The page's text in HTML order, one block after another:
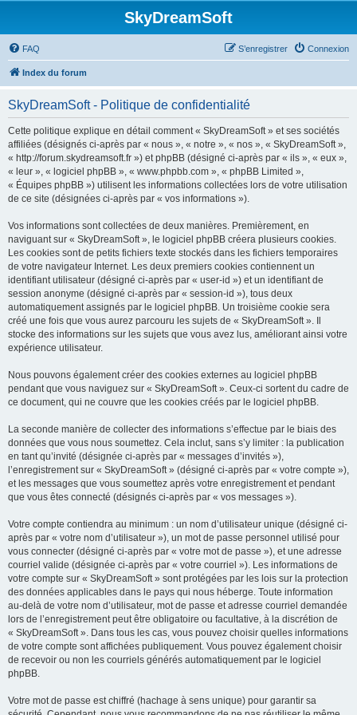
SkyDreamSoft
FAQ Connexion
S’enregistrer
Index du forum
SkyDreamSoft - Politique de confidentialité
Cette politique explique en détail comment « SkyDreamSoft » et ses sociétés
affiliées (désignés ci-après par « nous », « notre », « nos », « SkyDreamSoft »,
« http://forum.skydreamsoft.fr ») et phpBB (désigné ci-après par « ils », « eux »,
« leur », « logiciel phpBB », « www.phpbb.com », « phpBB Limited »,
« Équipes phpBB ») utilisent les informations collectées lors de votre utilisation
de ce site (désignées ci-après par « vos informations »).
Vos informations sont collectées de deux manières. Premièrement, en
naviguant sur « SkyDreamSoft », le logiciel phpBB créera plusieurs cookies.
Les cookies sont de petits fichiers texte stockés dans les fichiers temporaires
de votre navigateur Internet. Les deux premiers cookies contiennent un
identifiant utilisateur (désigné ci-après par « user-id ») et un identifiant de
session anonyme (désigné ci-après par « session-id »), tous deux
automatiquement assignés par le logiciel phpBB. Un troisième cookie sera
créé une fois que vous aurez parcouru les sujets de « SkyDreamSoft ». Il
stocke des informations sur les sujets que vous avez lus, améliorant ainsi votre
expérience utilisateur.
Nous pouvons également créer des cookies externes au logiciel phpBB
pendant que vous naviguez sur « SkyDreamSoft ». Ceux-ci sortent du cadre de
ce document, qui ne couvre que les cookies créés par le logiciel phpBB.
La seconde manière de collecter des informations s’effectue par le biais des
données que vous nous soumettez. Cela inclut, sans s’y limiter : la publication
en tant qu’invité (désignée ci-après par « messages d’invités »),
l’enregistrement sur « SkyDreamSoft » (désigné ci-après par « votre compte »),
et les messages que vous soumettez après votre enregistrement et pendant
que vous êtes connecté (désignés ci-après par « vos messages »).
Votre compte contiendra au minimum : un nom d’utilisateur unique (désigné ci-
après par « votre nom d’utilisateur »), un mot de passe personnel utilisé pour
vous connecter (désigné ci-après par « votre mot de passe »), et une adresse
courriel valide (désignée ci-après par « votre courriel »). Les informations de
votre compte sur « SkyDreamSoft » sont protégées par les lois sur la protection
des données applicables dans le pays qui nous héberge. Toute information
au-delà de votre nom d’utilisateur, mot de passe et adresse courriel demandée
lors de l’enregistrement peut être obligatoire ou facultative, à la discrétion de
« SkyDreamSoft ». Dans tous les cas, vous pouvez choisir quelles informations
de votre compte sont affichées publiquement. Vous pouvez également choisir
de recevoir ou non les courriels générés automatiquement par le logiciel
phpBB.
Votre mot de passe est chiffré (hachage à sens unique) pour garantir sa